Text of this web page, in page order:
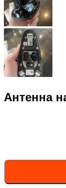
Антенна